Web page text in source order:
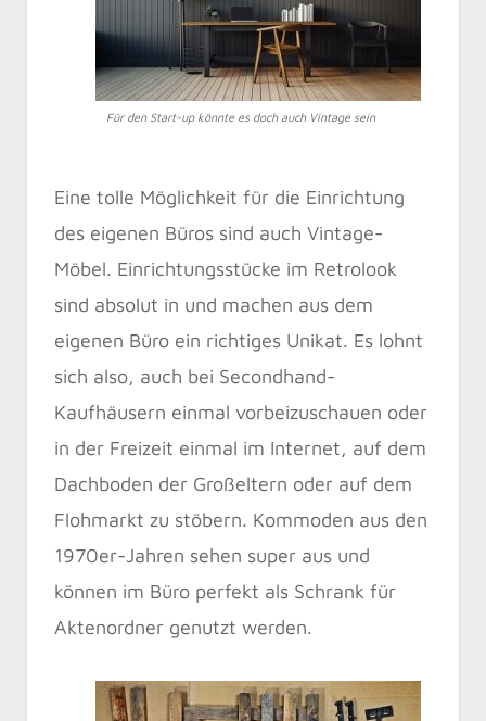
Für den Start-up könnte es doch auch Vintage sein
Eine tolle Möglichkeit für die Einrichtung
des eigenen Büros sind auch Vintage-
Möbel. Einrichtungsstücke im Retrolook
sind absolut in und machen aus dem
eigenen Büro ein richtiges Unikat. Es lohnt
sich also, auch bei Secondhand-
Kaufhäusern einmal vorbeizuschauen oder
in der Freizeit einmal im Internet, auf dem
Dachboden der Großeltern oder auf dem
Flohmarkt zu stöbern. Kommoden aus den
1970er-Jahren sehen super aus und
können im Büro perfekt als Schrank für
Aktenordner genutzt werden.